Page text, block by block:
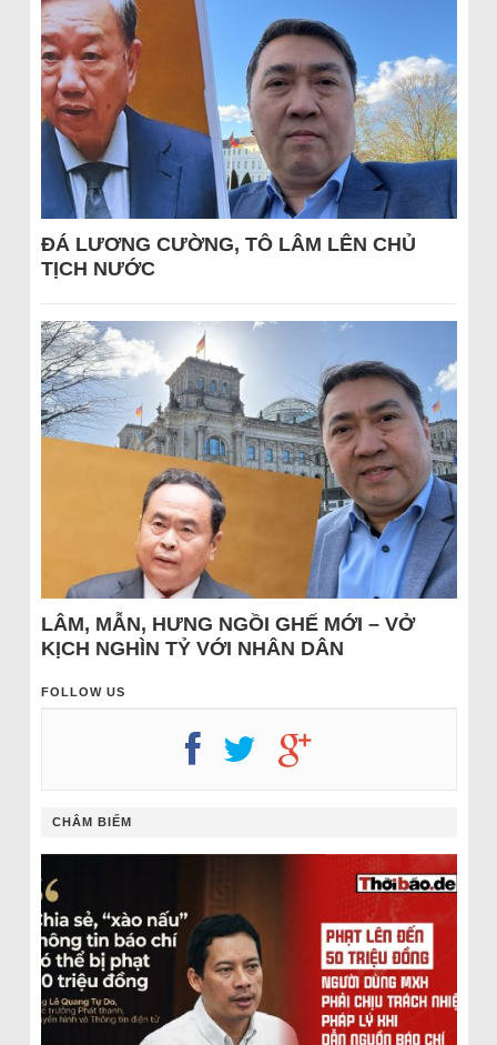
ĐÁ LƯƠNG CƯỜNG, TÔ LÂM LÊN CHỦ
TỊCH NƯỚC
LÂM, MẪN, HƯNG NGỒI GHẾ MỚI – VỞ
KỊCH NGHÌN TỶ VỚI NHÂN DÂN
FOLLOW US
CHÂM BIẾM